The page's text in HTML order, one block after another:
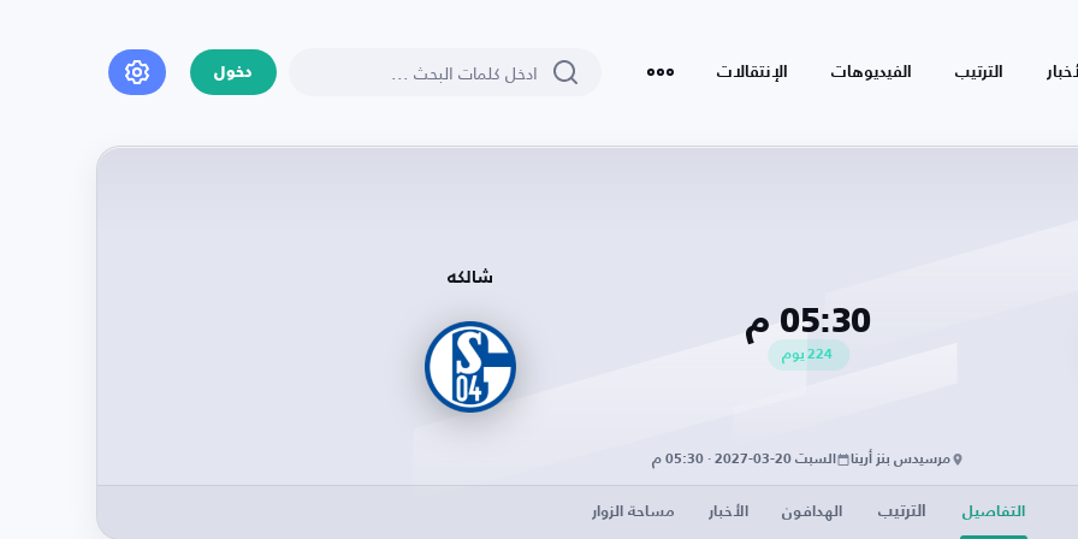
الترتيب الفيديوهات الإنتقالات دخول
05:30 م
224 يوم
شالكه
مرسيدس بنز أرينا السبت 20-03-2027 · 05:30 م
التفاصيل الترتيب الهدافون الأخبار مساحة الزوار